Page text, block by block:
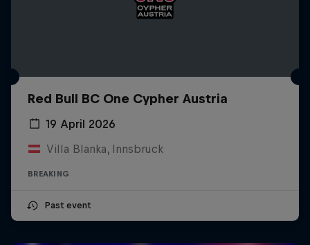
Red Bull BC One Cypher Austria
19 April 2026
Villa Blanka, Innsbruck
BREAKING
Past event